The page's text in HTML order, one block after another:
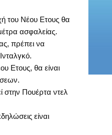
του Νέου Ετους θα
ασφαλείας.
πρέπει να
Ετους, θα είναι
στην Πουέρτα ντελ
είναι